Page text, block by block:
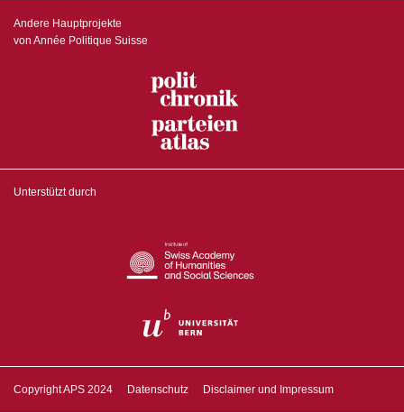
Andere Hauptprojekte
von Année Politique Suisse
Unterstützt durch
Copyright APS 2024 Datenschutz Disclaimer und Impressum